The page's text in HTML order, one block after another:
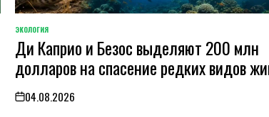
POSTED
IN
ЭКОЛОГИЯ
Ди Каприо и Безос выделяют 200 млн
долларов на спасение редких видов
on04.08.2026